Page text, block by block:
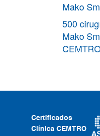
Mako
500
Mako
Certificados
Clínica CEMTRO